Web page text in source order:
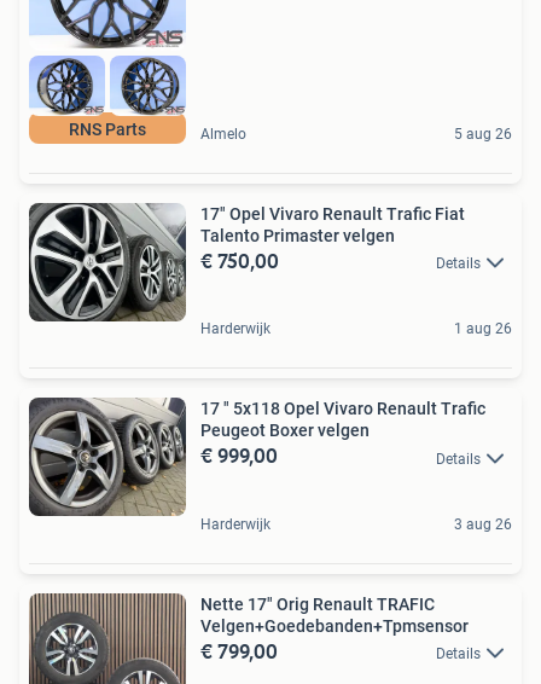
RNS Parts Almelo 5 aug 26
17" Opel Vivaro Renault Trafic Fiat
Talento Primaster velgen
€ 750,00 Details
Harderwijk 1 aug 26
17 " 5x118 Opel Vivaro Renault Trafic
Peugeot Boxer velgen
€ 999,00 Details
Harderwijk 3 aug 26
Nette 17" Orig Renault TRAFIC
Velgen+Goedebanden+Tpmsensor
€ 799,00 Details